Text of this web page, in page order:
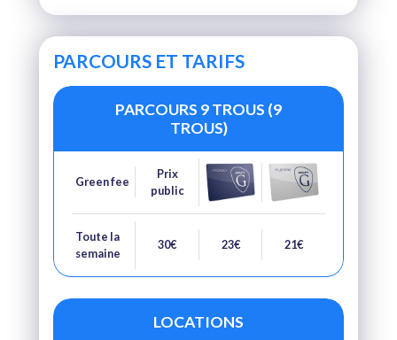
PARCOURS ET TARIFS
PARCOURS 9 TROUS (9
TROUS)
Green fee
Prix
public
Toute la
semaine
30€ 23€ 21€
LOCATIONS